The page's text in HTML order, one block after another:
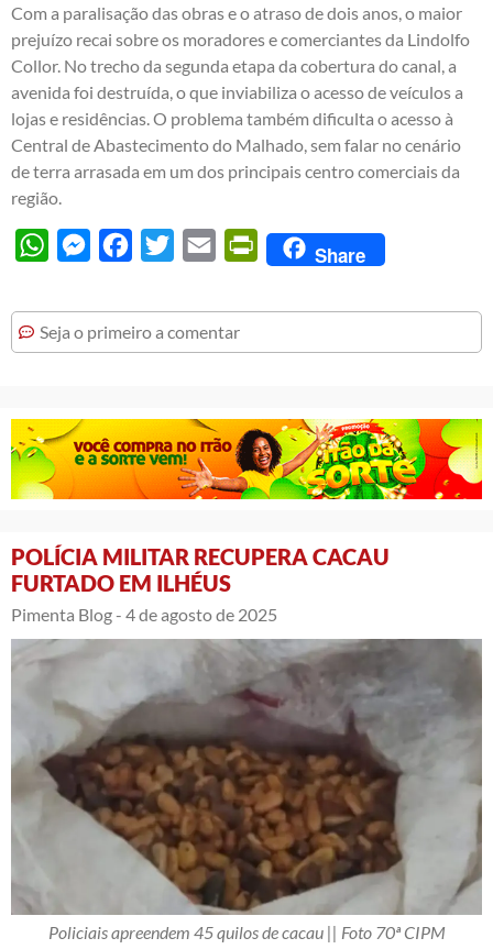
Com a paralisação das obras e o atraso de dois anos, o maior
prejuízo recai sobre os moradores e comerciantes da Lindolfo
Collor. No trecho da segunda etapa da cobertura do canal, a
avenida foi destruída, o que inviabiliza o acesso de veículos a
lojas e residências. O problema também dificulta o acesso à
Central de Abastecimento do Malhado, sem falar no cenário
de terra arrasada em um dos principais centro comerciais da
região.
WhatsAppMessengerFacebook
Twitter Email PrintFriendly
Share
Seja o primeiro a comentar
POLÍCIA MILITAR RECUPERA CACAU
FURTADO EM ILHÉUS
Pimenta Blog - 4 de agosto de 2025
Policiais apreendem 45 quilos de cacau || Foto 70ª CIPM